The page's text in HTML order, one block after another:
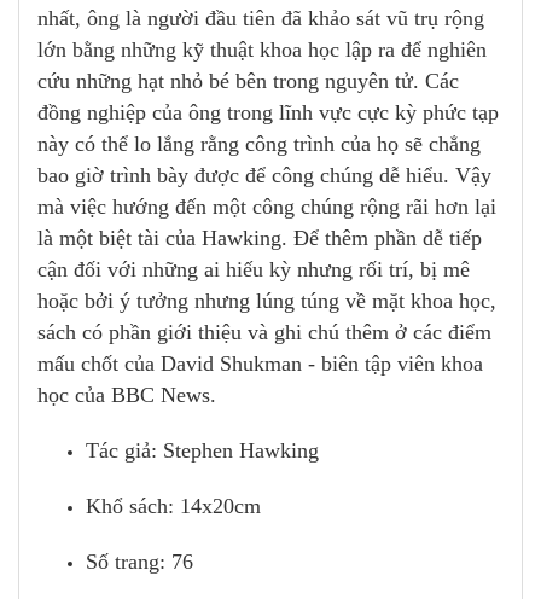
nhất, ông là người đầu tiên đã khảo sát vũ trụ rộng
lớn bằng những kỹ thuật khoa học lập ra để nghiên
cứu những hạt nhỏ bé bên trong nguyên tử. Các
đồng nghiệp của ông trong lĩnh vực cực kỳ phức tạp
này có thể lo lắng rằng công trình của họ sẽ chẳng
bao giờ trình bày được để công chúng dễ hiểu. Vậy
mà việc hướng đến một công chúng rộng rãi hơn lại
là một biệt tài của Hawking. Để thêm phần dễ tiếp
cận đối với những ai hiếu kỳ nhưng rối trí, bị mê
hoặc bởi ý tưởng nhưng lúng túng về mặt khoa học,
sách có phần giới thiệu và ghi chú thêm ở các điểm
mấu chốt của David Shukman - biên tập viên khoa
học của BBC News.
Tác giả: Stephen Hawking
Khổ sách: 14x20cm
Số trang: 76